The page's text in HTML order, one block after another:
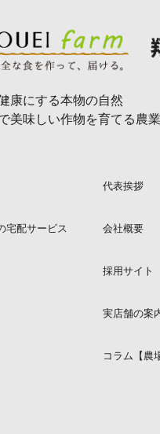
康にする本物の自然
美味しい作物を育てる農
代表挨拶
宅配サービス 会社概要
採用サイト
実店舗の案
コラム【農